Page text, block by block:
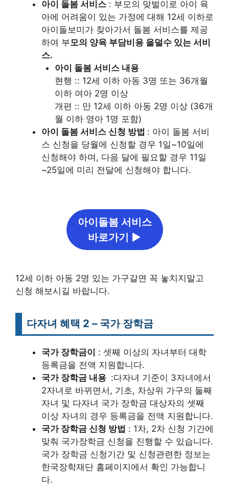
아이 돌봄 서비스 : 부모의 맞벌이로 아이 육
아에 어려움이 있는 가정에 대해 12세 이하로
아이돌보미가 찾아가서 돌봄 서비스를 제공
하여 부모의 양육 부담비용 을덜수 있는 서비
스.
아이 돌봄 서비스 내용
현행 :: 12세 이하 아동 3명 또는 36개월
이하 여아 2명 이상
개편 :: 만 12세 이하 아동 2명 이상 (36개
월 이하 영아 1명 포함)
아이 돌봄 서비스 신청 방법 : 아이 돌봄 서비
스 신청을 당월에 신청할 경우 1일~10일에
신청해야 하며, 다음 달에 필요할 경우 11일
~25일에 미리 전달에 신청해야 합니다.
아이돌봄 서비스
바로가기 ▶
12세 이하 아동 2명 있는 가구갈면 꼭 놓치지말고
신청 해보시길 바랍니다.
다자녀 혜택 2 – 국가 장학금
국가 장학금이
: 셋째 이상의 자녀부터 대학
등록금을 전액 지원합니다.
국가 장학금 내용 :다자녀 기준이 3자녀에서
2자녀로 바뀌면서, 기초, 차상위 가구의 둘째
자녀 및 다자녀 국가 장학금 대상자의 셋째
이상 자녀의 경우 등록금을 전액 지원합니다.
국가 장학금 신청 방법 : 1차, 2차 신청 기간에
맞춰 국가장학금 신청을 진행할 수 있습니다.
국가 장학금 신청기간 및 신청관련한 정보는
한국장학재단 홈페이지에서 확인 가능합니
다.